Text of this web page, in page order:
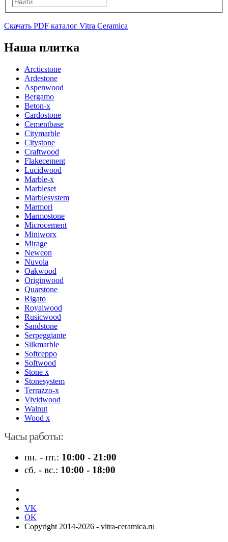
Скачать PDF каталог Vitra Ceramica
Наша плитка
Arcticstone
Ardestone
Aspenwood
Bergamo
Beton-x
Cardostone
Cementbase
Citymarble
Citystone
Craftwood
Flakecement
Lucidwood
Marble-x
Marbleset
Marblesystem
Marmori
Marmostone
Microcement
Miniworx
Mirage
Newcon
Nuvola
Oakwood
Originwood
Quarstone
Rigato
Royalwood
Rusicwood
Sandstone
Serpeggiante
Silkmarble
Softceppo
Softwood
Stone x
Stonesystem
Terrazzo-x
Vividwood
Walnut
Wood x
Часы работы:
пн. - пт.: 10:00 - 21:00
сб. - вс.: 10:00 - 18:00
VK
OK
Copyright 2014-2026 - vitra-ceramica.ru